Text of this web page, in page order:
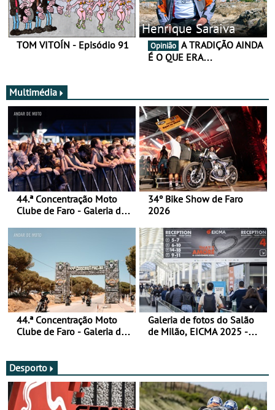
TOM VITOÍN - Episódio 91
Henrique Saraiva
Opinião
É O QUE ERA…
Multimédia
44.ª Concentração Moto
Clube de Faro - Galeria de
34º Bike Show de Faro
2026
44.ª Concentração Moto
Clube de Faro - Galeria de
Galeria de fotos do Salão
de Milão, EICMA 2025 -
Desporto